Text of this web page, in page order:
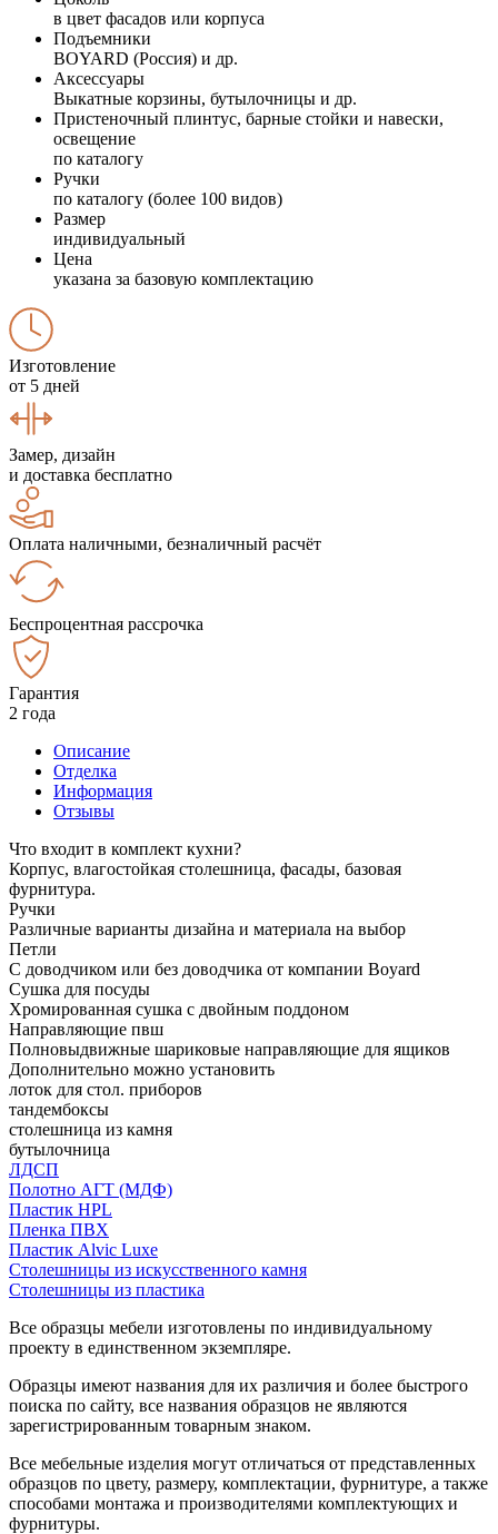
в цвет фасадов или корпуса
Подъемники
BOYARD (Россия) и др.
Аксессуары
Выкатные корзины, бутылочницы и др.
Пристеночный плинтус, барные стойки и навески,
освещение
по каталогу
Ручки
по каталогу (более 100 видов)
Размер
индивидуальный
Цена
указана за базовую комплектацию
Изготовление
от 5 дней
Замер, дизайн
и доставка бесплатно
Оплата наличными, безналичный расчёт
Беспроцентная рассрочка
Гарантия
2 года
Описание
Отделка
Информация
Отзывы
Что входит в комплект кухни?
Корпус, влагостойкая столешница, фасады, базовая
фурнитура.
Ручки
Различные варианты дизайна и материала на выбор
Петли
С доводчиком или без доводчика от компании Boyard
Сушка для посуды
Хромированная сушка с двойным поддоном
Направляющие пвш
Полновыдвижные шариковые направляющие для ящиков
Дополнительно можно установить
лоток для стол. приборов
тандембоксы
столешница из камня
бутылочница
ЛДСП
Полотно АГТ (МДФ)
Пластик HPL
Пленка ПВХ
Пластик Alvic Luxe
Столешницы из искусственного камня
Столешницы из пластика
Все образцы мебели изготовлены по индивидуальному
проекту в единственном экземпляре.
Образцы имеют названия для их различия и более быстрого
поиска по сайту, все названия образцов не являются
зарегистрированным товарным знаком.
Все мебельные изделия могут отличаться от представленных
образцов по цвету, размеру, комплектации, фурнитуре, а также
способами монтажа и производителями комплектующих и
фурнитуры.